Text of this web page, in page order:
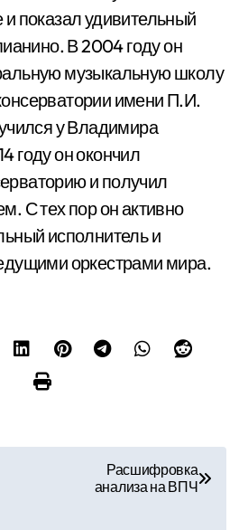
и показал удивительный
В 2004 году он
музыкальную школу
имени П.И.
у Владимира
году он окончил
и получил
С тех пор он активно
исполнитель и
оркестрами мира.
Расшифровка
анализа на ВПЧ